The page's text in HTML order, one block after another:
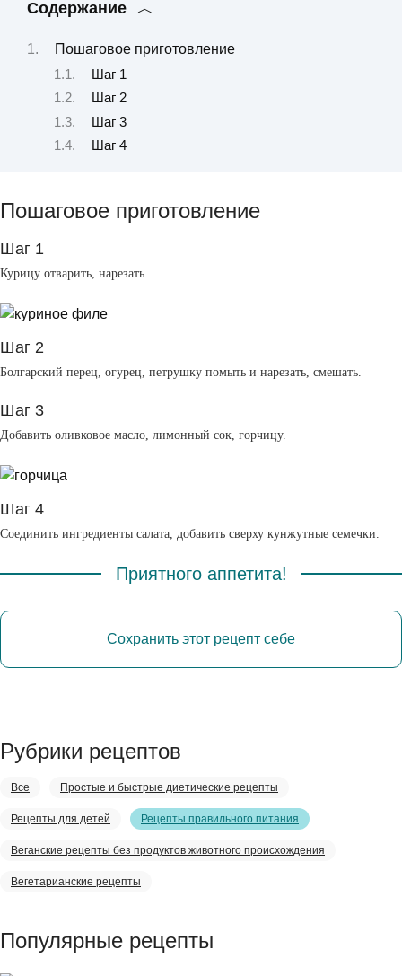
Содержание
Пошаговое приготовление
Шаг 1
Шаг 2
Шаг 3
Шаг 4
Пошаговое приготовление
Шаг 1
Курицу отварить, нарезать.
Шаг 2
Болгарский перец, огурец, петрушку помыть и нарезать, смешать.
Шаг 3
Добавить оливковое масло, лимонный сок, горчицу.
Шаг 4
Соединить ингредиенты салата, добавить сверху кунжутные семечки.
Приятного аппетита!
Сохранить этот рецепт себе
Рубрики рецептов
Все Простые и быстрые диетические рецепты
Рецепты для детей Рецепты правильного питания
Веганские рецепты без продуктов животного происхождения
Вегетарианские рецепты
Популярные рецепты